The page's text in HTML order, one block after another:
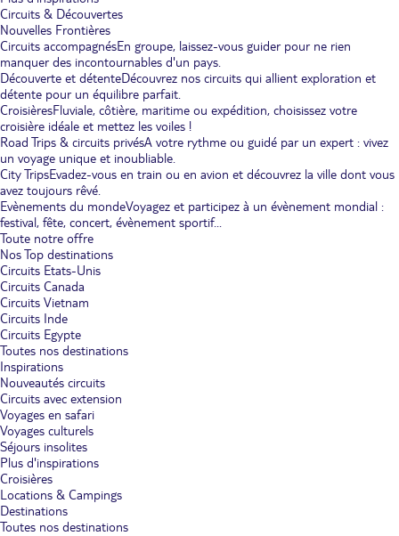
Circuits & Découvertes
Nouvelles Frontières
Circuits accompagnésEn groupe, laissez-vous guider pour ne rien
manquer des incontournables d'un pays.
Découverte et détenteDécouvrez nos circuits qui allient exploration et
détente pour un équilibre parfait.
CroisièresFluviale, côtière, maritime ou expédition, choisissez votre
croisière idéale et mettez les voiles !
Road Trips & circuits privésA votre rythme ou guidé par un expert : vivez
un voyage unique et inoubliable.
City TripsEvadez-vous en train ou en avion et découvrez la ville dont vous
avez toujours rêvé.
Evènements du mondeVoyagez et participez à un évènement mondial :
festival, fête, concert, évènement sportif...
Toute notre offre
Nos Top destinations
Circuits Etats-Unis
Circuits Canada
Circuits Vietnam
Circuits Inde
Circuits Egypte
Toutes nos destinations
Inspirations
Nouveautés circuits
Circuits avec extension
Voyages en safari
Voyages culturels
Séjours insolites
Plus d'inspirations
Croisières
Locations & Campings
Destinations
Toutes nos destinations